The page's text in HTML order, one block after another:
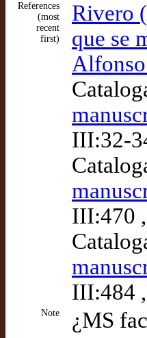
References
(most
recent
first)
Rivero
que se
III:32-
III:470
III:484
Note ¿MS